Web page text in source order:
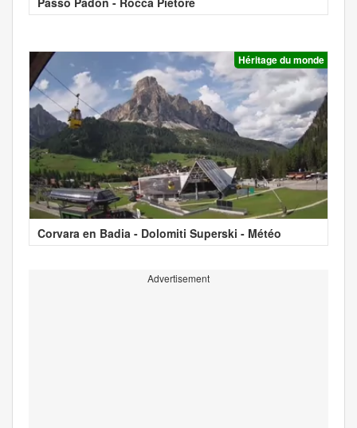
Héritage du monde
Corvara en Badia - Dolomiti Superski - Météo
Advertisement